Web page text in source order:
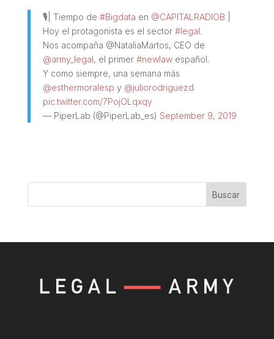
🎙| Tiempo de #Bigdata en @CAPITALRADIOB
Hoy el protagonista es el sector #legal.
Nos acompaña @NataliaMartos, CEO de
@army_legal, el primer #newlawespañol.
Y como siempre, una semana más
@esthermoralesp y @juliorodriguezd
pic.twitter.com/7PojOLqxqy
— PiperLab (@PiperLab_es) September 9, 2019
Buscar